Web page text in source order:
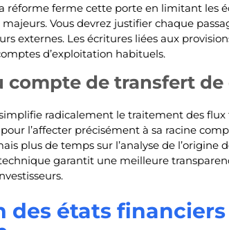
réforme ferme cette porte en limitant les
Vous devrez justifier chaque
externes. Les écritures liées aux
d’exploitation habituels.
compte de transfert de
radicalement le traitement des flux
l’affecter précisément à sa racine
plus de temps sur l’analyse de l’origine
garantit une meilleure
des états